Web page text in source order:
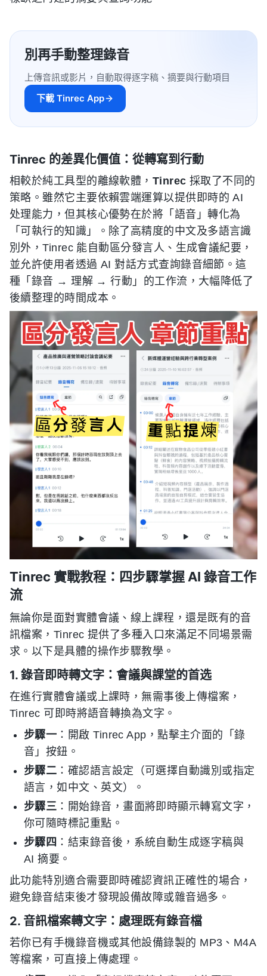
別再手動整理錄音
上傳音訊或影片，自動取得逐字稿、摘要與行動項目
下載 Tinrec App
Tinrec 的差異化價值：從轉寫到行動
相較於純工具型的離線軟體， Tinrec 採取了不同的
策略。雖然它主要依賴雲端運算以提供即時的 AI
处理能力，但其核心優勢在於將「語音」轉化為
「可執行的知識」。除了高精度的中文及多語言識
別外，Tinrec 能自動區分發言人、生成會議紀要，
並允許使用者透過 AI 對話方式查詢錄音細節。這
種「錄音 → 理解 → 行動」的工作流，大幅降低了
後續整理的時間成本。
Tinrec 實戰教程：四步驟掌握 AI 錄音工作
流
無論你是面對實體會議、線上課程，還是既有的音
訊檔案，Tinrec 提供了多種入口來滿足不同場景需
求。以下是具體的操作步驟教學。
1. 錄音即時轉文字：會議與課堂的首选
在進行實體會議或上課時，無需事後上傳檔案，
Tinrec 可即時將語音轉換為文字。
步驟一 ：開啟 Tinrec App，點擊主介面的「錄
音」按鈕。
步驟二 ：確認語言設定（可選擇自動識別或指定
語言，如中文、英文）。
步驟三 ：開始錄音，畫面將即時顯示轉寫文字，
你可隨時標記重點。
步驟四 ：結束錄音後，系統自動生成逐字稿與
AI 摘要。
此功能特別適合需要即時確認資訊正確性的場合，
避免錄音結束後才發現設備故障或雜音過多。
2. 音訊檔案轉文字：處理既有錄音檔
若你已有手機錄音機或其他設備錄製的 MP3、M4A
等檔案，可直接上傳處理。